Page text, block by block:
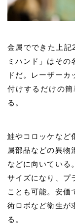
金属でできた上記
ミハンド」はその
ドだ。レーザーカ
付けするだけの
る。
鮭やコロッケなど
属部品などの異物
などに向いている
サイズになり、プ
ことも可能。安価
術ロボなど衛生が
る。